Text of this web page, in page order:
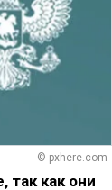
© pxhere.com
так как они